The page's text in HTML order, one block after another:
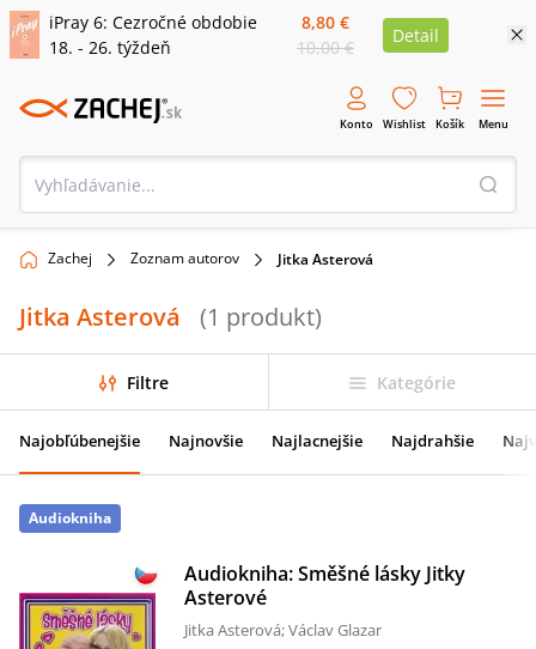
iPray 6: Cezročné obdobie
18. - 26. týždeň
8,80 €
10,00 €
Detail
Konto Wishlist Košík Menu
Zachej Zoznam autorov Jitka Asterová
Jitka Asterová (1 produkt)
Filtre Kategórie
Najobľúbenejšie Najnovšie Najlacnejšie Najdrahšie
Audiokniha
Audiokniha: Směšné lásky Jitky
Asterové
Jitka Asterová; Václav Glazar